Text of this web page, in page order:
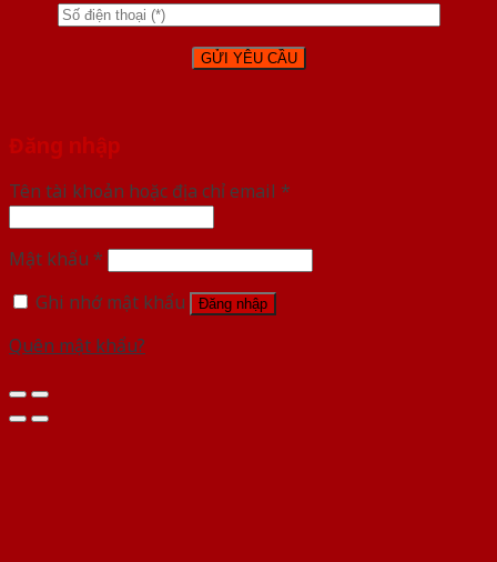
Đăng nhập
Tên tài khoản hoặc địa chỉ email *
Mật khẩu *
Ghi nhớ mật khẩu
Đăng nhập
Quên mật khẩu?